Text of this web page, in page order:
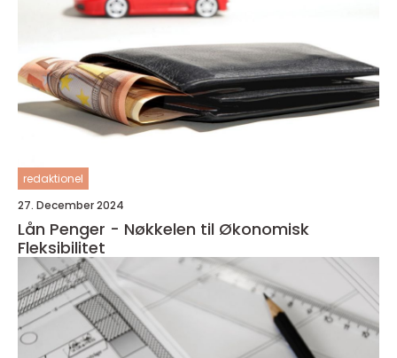
redaktionel
27. December 2024
Lån Penger - Nøkkelen til Økonomisk
Fleksibilitet